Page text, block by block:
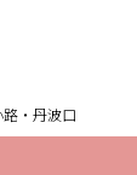
・丹波口